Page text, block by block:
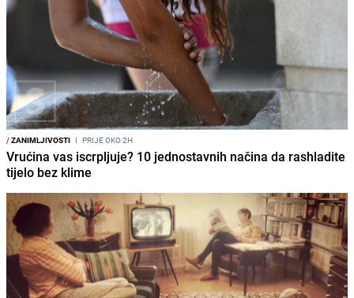
/ZANIMLJIVOSTI I PRIJE OKO 2H
Vrućina vas iscrpljuje? 10 jednostavnih načina da rashladite
tijelo bez klime